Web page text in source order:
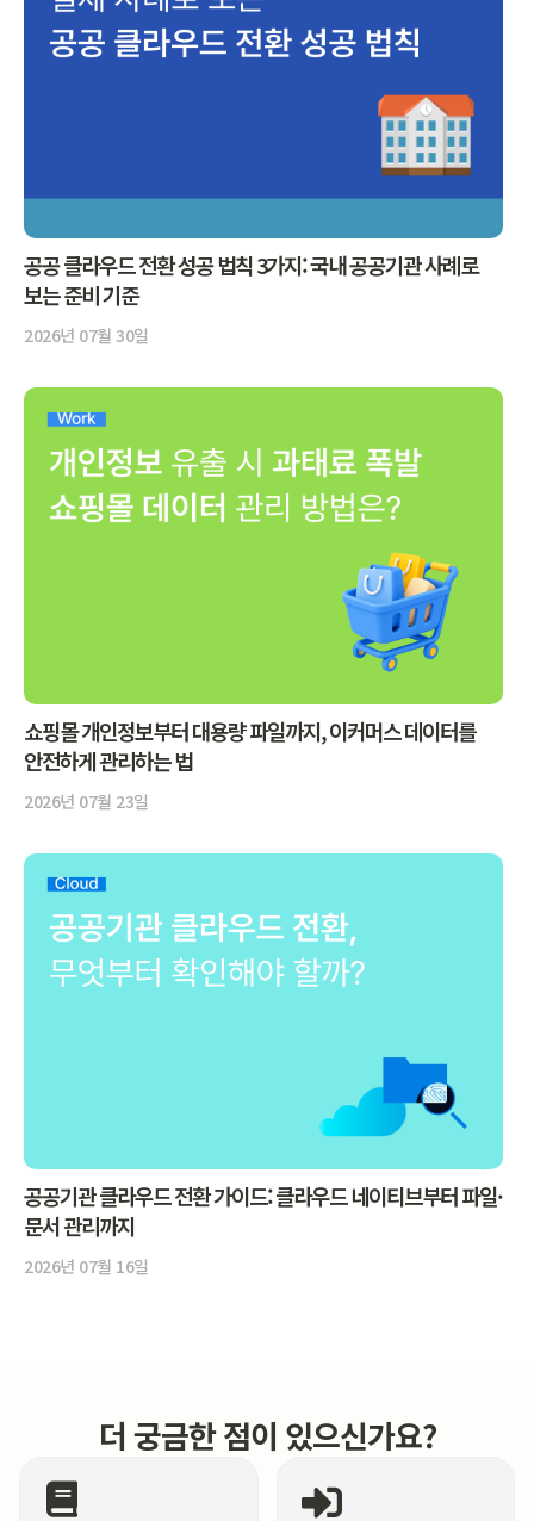
공공 클라우드 전환 성공 법칙 3가지: 국내 공공기관 사례로
보는 준비 기준
2026년 07월 30일
쇼핑몰 개인정보부터 대용량 파일까지, 이커머스 데이터를
안전하게 관리하는 법
2026년 07월 23일
공공기관 클라우드 전환 가이드: 클라우드 네이티브부터 파일·
문서 관리까지
2026년 07월 16일
더 궁금한 점이 있으신가요?